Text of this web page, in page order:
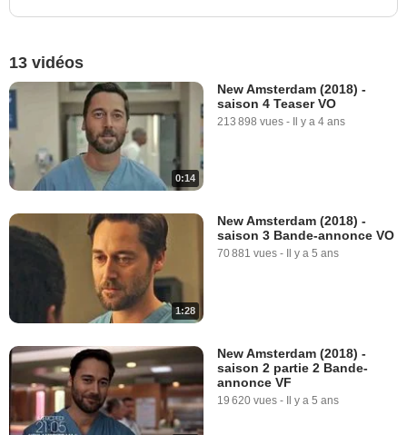
13 vidéos
0:14
New Amsterdam (2018) -
saison 4 Teaser VO
213 898 vues - Il y a 4 ans
1:28
New Amsterdam (2018) -
saison 3 Bande-annonce VO
70 881 vues - Il y a 5 ans
New Amsterdam (2018) -
saison 2 partie 2 Bande-
annonce VF
19 620 vues - Il y a 5 ans